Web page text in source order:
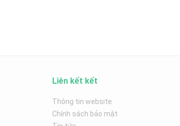
Liên kết kết
Thông tin website
Chính sách bảo mật